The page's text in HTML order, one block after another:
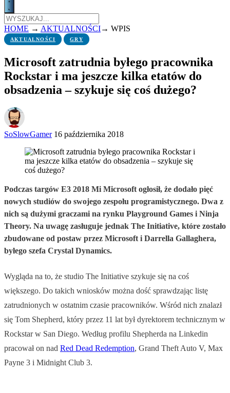
HOME → AKTUALNOŚCI→ WPIS
AKTUALNOŚCI GRY
Microsoft zatrudnia byłego pracownika
Rockstar i ma jeszcze kilka etatów do
obsadzenia – szykuje się coś dużego?
SoSlowGamer 16 października 2018
Podczas targów E3 2018 Mi Microsoft ogłosił, że dodało pięć
nowych studiów do swojego zespołu programistycznego. Dwa z
nich są dużymi graczami na rynku Playground Games i Ninja
Theory. Na uwagę zasługuje jednak The Initiative, które zostało
zbudowane od postaw przez Microsoft i Darrella Gallaghera,
byłego szefa Crystal Dynamics.
Wygląda na to, że studio The Initiative szykuje się na coś
większego. Do takich wniosków można dość sprawdzając listę
zatrudnionych w ostatnim czasie pracowników. Wśród nich znalazł
się Tom Shepherd, który przez 11 lat był dyrektorem technicznym w
Rockstar w San Diego. Według profilu Shepherda na Linkedin
pracował on nad Red Dead Redemption, Grand Theft Auto V, Max
Payne 3 i Midnight Club 3.